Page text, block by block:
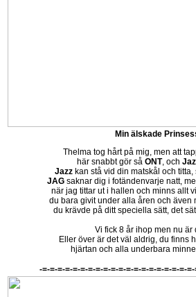
Min älskade
Thelma tog hårt på mig, men att
här snabbt gör så ONT, och
Jazzkan stå vid din matskål och titta,
JAG saknar dig i fotändenvarje natt,
när jag tittar ut i hallen och minns allt
du bara givit under alla åren och även
du krävde på ditt speciella sätt, det
Vi fick 8 år ihop men nu är
Eller över är det väl aldrig, du finns
hjärtan och alla underbara
-=-=-=-=-=-=-=-=-=-=-=-=-=-=-=-=-=-=-=-